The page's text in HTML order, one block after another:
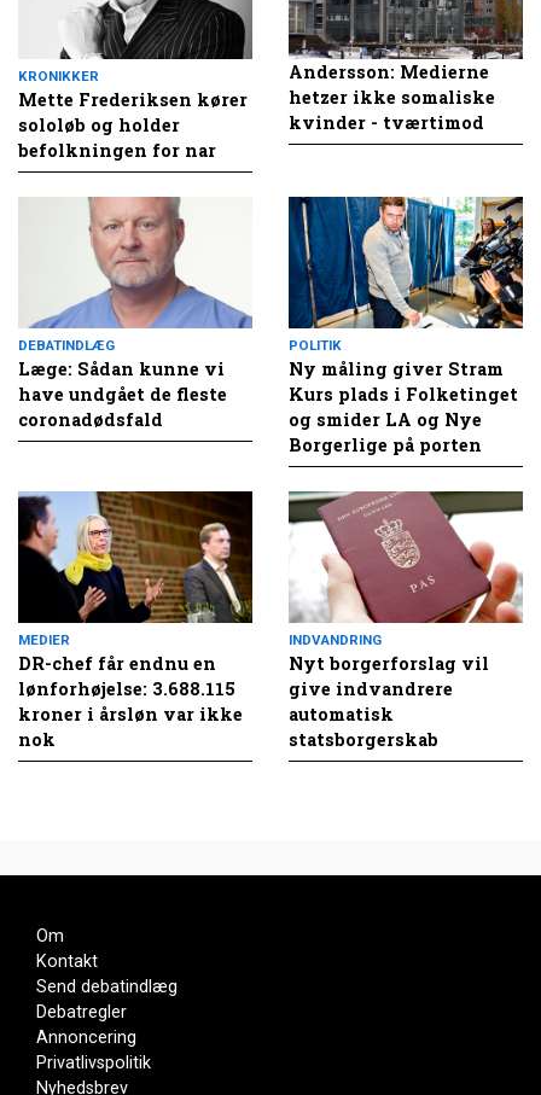
KRONIKKER
Mette Frederiksen kører
sololøb og holder
befolkningen for nar
Andersson: Medierne
hetzer ikke somaliske
kvinder - tværtimod
DEBATINDLÆG
Læge: Sådan kunne vi
have undgået de fleste
coronadødsfald
POLITIK
Ny måling giver Stram
Kurs plads i Folketinget
og smider LA og Nye
Borgerlige på porten
MEDIER
DR-chef får endnu en
lønforhøjelse: 3.688.115
kroner i årsløn var ikke
nok
INDVANDRING
Nyt borgerforslag vil
give indvandrere
automatisk
statsborgerskab
Om
Kontakt
Send debatindlæg
Debatregler
Annoncering
Privatlivspolitik
Nyhedsbrev